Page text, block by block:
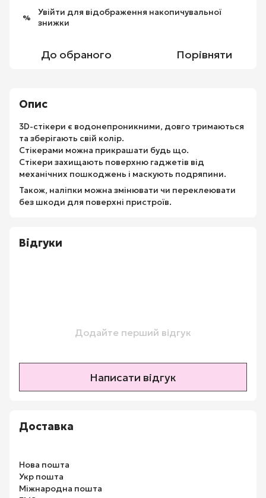
% Увійти для відображення накопичувальної
знижки
До обраного Порівняти
Опис
3D-стікери є водонепроникними, довго тримаються
та зберігають свій колір.
Стікерами можна прикрашати будь що.
Стікери захищають поверхню гаджетів від
механічних пошкоджень і маскують подряпини.
Також, наліпки можна змінювати чи переклеювати
без шкоди для поверхні пристроїв.
Відгуки
Додайте перший відгук
Написати відгук
Доставка
Нова пошта
Укр пошта
Міжнародна пошта